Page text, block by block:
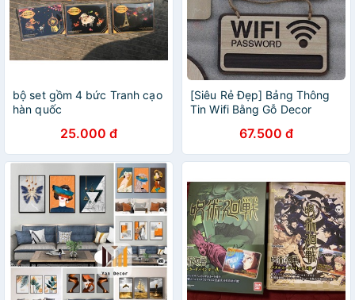
bộ set gồm 4 bức Tranh cạo
hàn quốc
25.000 đ
[Siêu Rẻ Đẹp] Bảng Thông
Tin Wifi Bằng Gỗ Decor
67.500 đ